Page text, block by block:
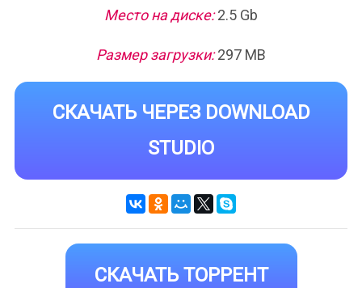
Место на диске:2.5 Gb
Размер загрузки:297 MB
СКАЧАТЬ ЧЕРЕЗ DOWNLOAD
STUDIO
СКАЧАТЬ ТОРРЕНТ